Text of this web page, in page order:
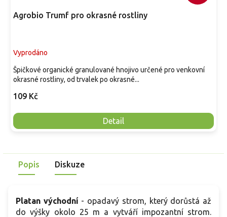
Agrobio Trumf pro okrasné rostliny
Vyprodáno
109 Kč
Detail
Špičkové organické granulované hnojivo určené pro venkovní
okrasné rostliny, od trvalek po okrasné...
Popis Diskuze
Platan východní - opadavý strom, který dorůstá až
do výšky okolo 25 m a vytváří impozantní strom.